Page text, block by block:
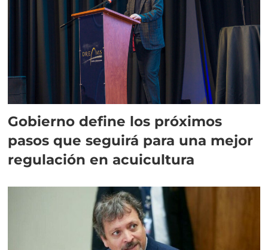
Gobierno define los próximos
pasos que seguirá para una mejor
regulación en acuicultura